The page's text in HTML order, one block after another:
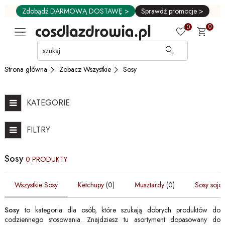
Przejdź
GŁÓWNEJ
ZAWARTOŚCI
PRODUKTÓW
MENU
UŻYTKOWNIKA
Zdobądź DARMOWĄ DOSTAWĘ > Sprawdź promocje >
0 0
Strona główna Zobacz Wszystkie Sosy
KATEGORIE
FILTRY
Sosy 0 PRODUKTY
Wszystkie Sosy Ketchupy (0) Musztardy (0) Sosy
Sosy to kategoria dla osób, które szukają dobrych produktów do
codziennego stosowania. Znajdziesz tu asortyment dopasowany do